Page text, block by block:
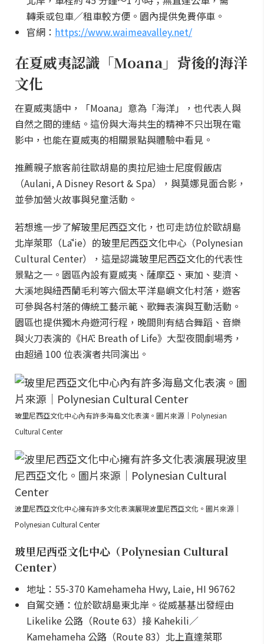
轉乘或包車／租車較方便。園內提供免費停車。
官網： https://www.waimeavalley.net/
在夏威夷認識「Moana」背後的海洋
文化
在夏威夷語中，「Moana」意為「海洋」，也代表人與
自然之間的連結。這份與大海共生的精神不只出現在電
影中，也能在夏威夷的相關景點與體驗中看見。
推薦親子旅客前往歐胡島的奧拉尼迪士尼度假飯店
（Aulani, A Disney Resort & Spa），與莫娜見面合影，
並參加營火故事與兒童活動。
若想進一步了解玻里尼西亞文化，也可走訪位於歐胡島
北岸萊耶（Lāʻie）的玻里尼西亞文化中心（Polynesian
Cultural Center），這是認識玻里尼西亞文化的代表性
景點之一。園區內設有夏威夷、薩摩亞、東加、斐濟、
大溪地與紐西蘭毛利等六個太平洋島嶼文化村落，遊客
可參與各村落的傳統工藝示範、歌舞表演與互動活動。
園區也提供獨木舟遊河行程，晚間則有結合舞蹈、音樂
與火刀表演的《HĀ: Breath of Life》大型夜間劇場秀，
由超過 100 位表演者共同演出。
玻里尼西亞文化中心內有許多海島文化表演。圖片來源｜Polynesian
Cultural Center
波里尼西亞文化中心擁有許多文化表演展現波里尼西亞文化。圖片來源｜
Polynesian Cultural Center
玻里尼西亞文化中心（Polynesian Cultural
Center）
地址：55-370 Kamehameha Hwy, Laie, HI 96762
自駕交通：位於歐胡島東北岸。從威基基出發經由
Likelike 公路（Route 63）接 Kahekili／
Kamehameha 公路（Route 83）北上直達萊耶